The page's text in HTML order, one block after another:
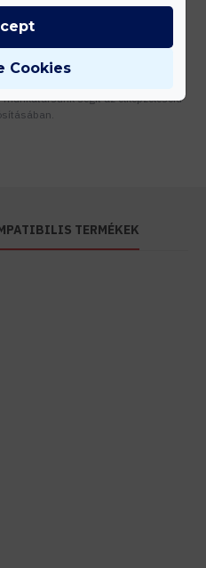
segít az elképzeléseid
TERMÉKEK
Cookies